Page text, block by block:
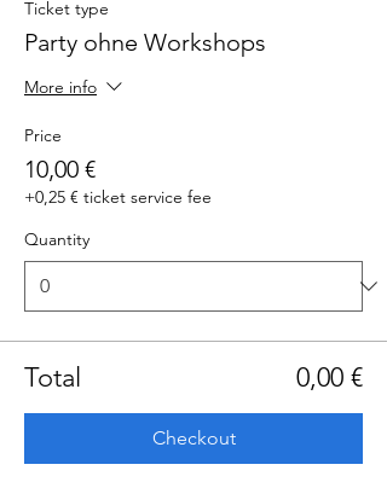
Ticket type
Party ohne Workshops
More info
Price
10,00 €
+0,25 € ticket service fee
Quantity
Total 0,00 €
Checkout